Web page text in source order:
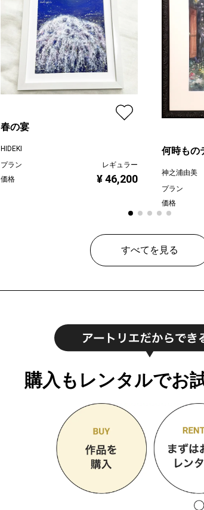
春の宴
HIDEKI
プラン
レギュラー
価格
¥ 46,200
何時もの
神之浦由美
プラン
価格
すべてを見る
購入もレンタルでお